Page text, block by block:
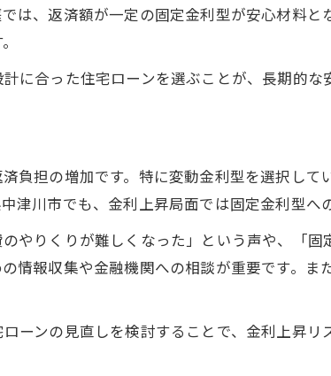
は、返済額が一定の固定金利型が安心材料と
合った住宅ローンを選ぶことが、長期的な
負担の増加です。特に変動金利型を選択して
川市でも、金利上昇局面では固定金利型へ
やりくりが難しくなった」という声や、「
情報収集や金融機関への相談が重要です。ま
ンの見直しを検討することで、金利上昇リ